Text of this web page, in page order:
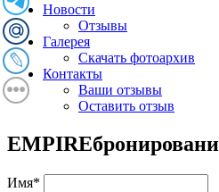
Новости
Отзывы
Галерея
Скачать фотоархив
Контакты
Ваши отзывы
Оставить отзыв
EMPIRE
Имя*